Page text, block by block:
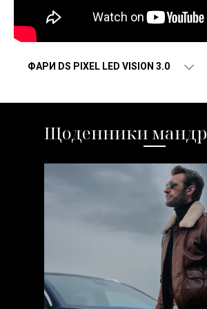
ФАРИ DS PIXEL LED VISION 3.0
Щоденники